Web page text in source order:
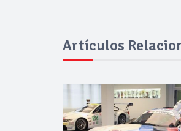
Artículos